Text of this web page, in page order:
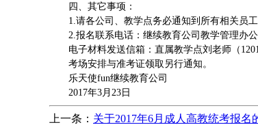
四、其它事项：
1.请各公司、教学点务必通知到所有相关员工
2.报名联系电话：继续教育公司教学管理办公
电子材料发送信箱：直属教学点刘老师（
考场安排与准考证领取另行通知。
乐天使fun继续教育公司
2017年3月23日
上一条： 关于2017年6月成人高教统考报名